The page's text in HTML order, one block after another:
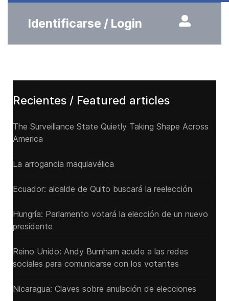
Identificarse / Login
Recientes / Featured articles
The Surveillance State Quietly Taking Shape Across
America
La arrogancia maquiavélica
Ecuador: alcalde de Quito buscará la reelección
Hungría: Parlamento votará la elección de un nuevo
presidente
Reino Unido: Andy ‌Burnham acude a las redes
sociales para comunicarse con los votantes
Nicaragua: Claves sobre anulación de elecciones